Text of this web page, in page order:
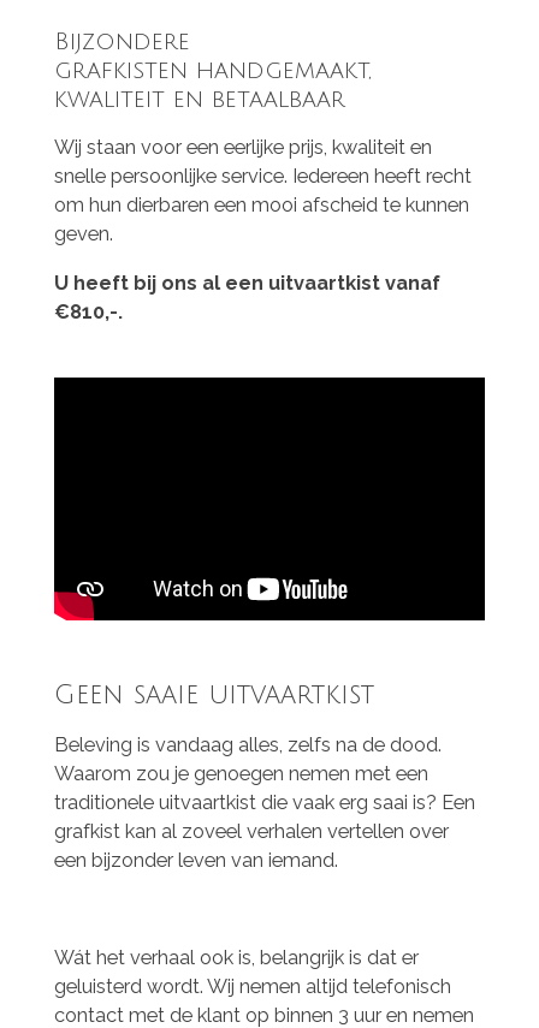
Bijzondere
grafkisten handgemaakt,
kwaliteit en betaalbaar
Wij staan voor een eerlijke prijs, kwaliteit en
snelle persoonlijke service. Iedereen heeft recht
om hun dierbaren een mooi afscheid te kunnen
geven.
U heeft bij ons al een uitvaartkist vanaf
€810,-.
Geen saaie uitvaartkist
Beleving is vandaag alles, zelfs na de dood.
Waarom zou je genoegen nemen met een
traditionele uitvaartkist die vaak erg saai is? Een
grafkist kan al zoveel verhalen vertellen over
een bijzonder leven van iemand.
Wát het verhaal ook is, belangrijk is dat er
geluisterd wordt. Wij nemen altijd telefonisch
contact met de klant op binnen 3 uur en nemen